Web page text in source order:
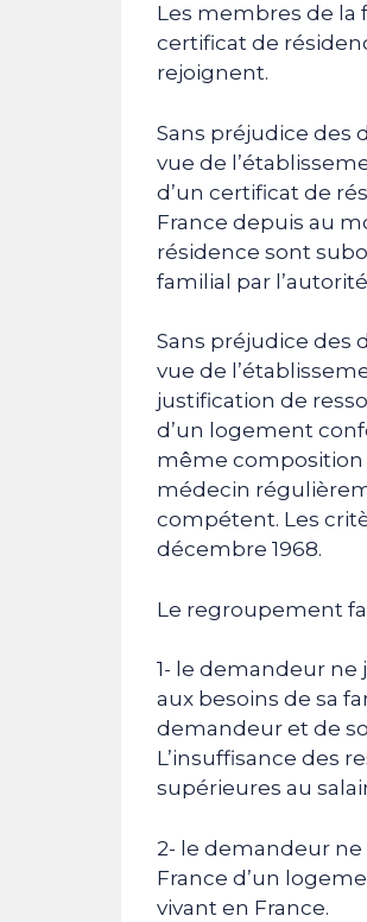
Les membres de la
certificat de
rejoignent.
Sans préjudice des
vue de
d’un certificat de
France depuis au
résidence sont
familial par
Sans préjudice des
vue de
justification de
d’un logement
même composition
médecin
compétent. Les
décembre 1968.
Le regroupement
1- le demandeur ne
aux besoins de sa
demandeur et de
L’insuffisance des
supérieures au
2- le demandeur ne
France d’un
vivant en France.